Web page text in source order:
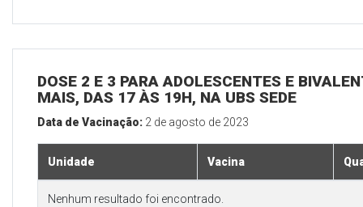
DOSE 2 E 3 PARA ADOLESCENTES E
MAIS, DAS 17 ÀS 19H, NA UBS SEDE
Data de Vacinação: 2 de agosto de 2023
Unidade Vacina
Nenhum resultado foi encontrado.